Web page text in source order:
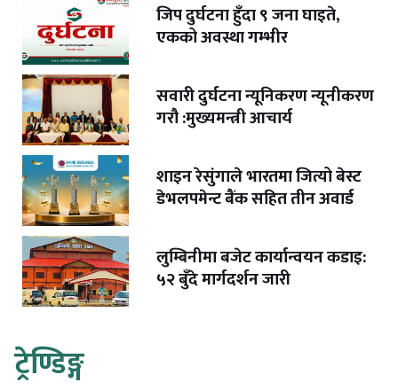
जिप दुर्घटना हुँदा ९ जना घाइते,
एकको अवस्था गम्भीर
सवारी दुर्घटना न्यूनिकरण न्यूनीकरण
गरौ :मुख्यमन्त्री आचार्य
शाइन रेसुंगाले भारतमा जित्यो बेस्ट
डेभलपमेन्ट बैंक सहित तीन अवार्ड
लुम्बिनीमा बजेट कार्यान्वयन कडाइ:
५२ बुँदे मार्गदर्शन जारी
ट्रेण्डिङ्ग